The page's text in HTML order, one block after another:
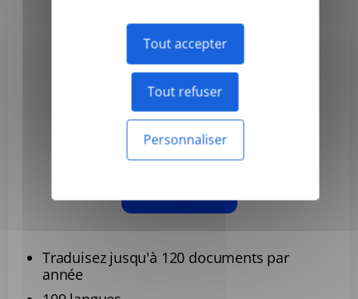
Tout accepter
Tout refuser
Personnaliser
Basic
3,99 $US
Facturé annuellement
Traduisez jusqu'à 120 documents par
année